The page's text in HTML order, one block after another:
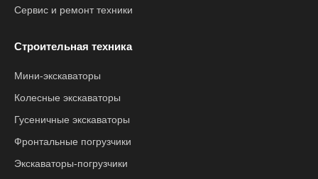
Сервис и ремонт техники
Строительная техника
Мини-экскаваторы
Колесные экскаваторы
Гусеничные экскаваторы
Фронтальные погрузчики
Экскаваторы-погрузчики